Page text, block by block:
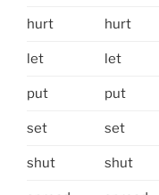
hurt hurt
let let
put put
set set
shut shut